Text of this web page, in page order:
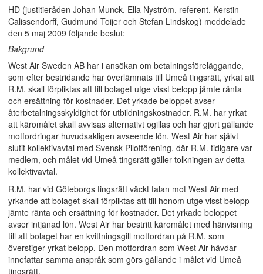
HD (justitieråden Johan Munck, Ella Nyström, referent, Kerstin
Calissendorff, Gudmund Toijer och Stefan Lindskog) meddelade
den 5 maj 2009 följande beslut:
Bakgrund
West Air Sweden AB har i ansökan om betalningsföreläggande,
som efter bestridande har överlämnats till Umeå tingsrätt, yrkat att
R.M. skall förpliktas att till bolaget utge visst belopp jämte ränta
och ersättning för kostnader. Det yrkade beloppet avser
återbetalningsskyldighet för utbildningskostnader. R.M. har yrkat
att käromålet skall avvisas alternativt ogillas och har gjort gällande
motfordringar huvudsakligen avseende lön. West Air har självt
slutit kollektivavtal med Svensk Pilotförening, där R.M. tidigare var
medlem, och målet vid Umeå tingsrätt gäller tolkningen av detta
kollektivavtal.
R.M. har vid Göteborgs tingsrätt väckt talan mot West Air med
yrkande att bolaget skall förpliktas att till honom utge visst belopp
jämte ränta och ersättning för kostnader. Det yrkade beloppet
avser intjänad lön. West Air har bestritt käromålet med hänvisning
till att bolaget har en kvittningsgill motfordran på R.M. som
överstiger yrkat belopp. Den motfordran som West Air hävdar
innefattar samma anspråk som görs gällande i målet vid Umeå
tingsrätt.